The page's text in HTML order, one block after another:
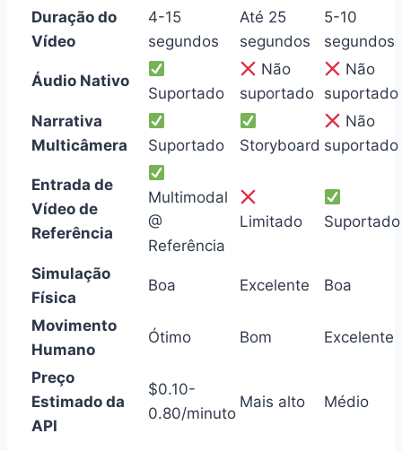
Duração do
Vídeo
4-15
segundos
Até 25
segundos
5-10
segundos
Áudio Nativo
Suportado
Não
suportado
Não
suportado
Narrativa
Multicâmera
Suportado Storyboard
Não
suportado
Entrada de
Vídeo de
Referência
Multimodal
@
Referência
Limitado Suportado
Simulação
Física
Boa Excelente Boa
Movimento
Humano
Ótimo Bom Excelente
Preço
Estimado da
API
$0.10-
0.80/minuto
Mais alto Médio